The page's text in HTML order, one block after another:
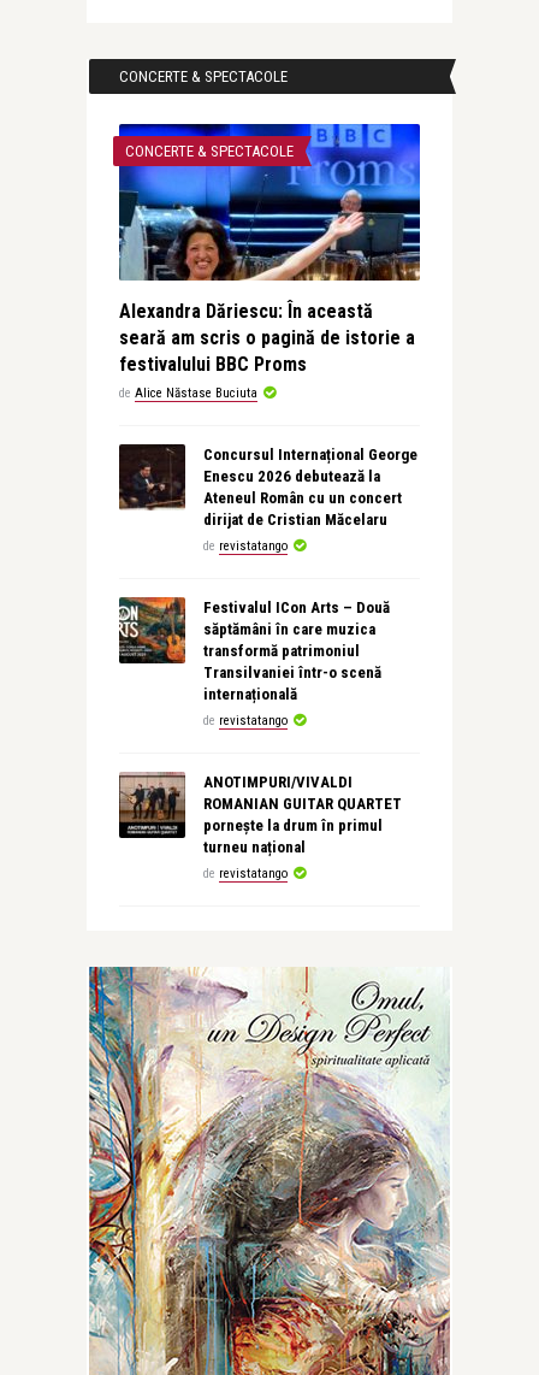
CONCERTE & SPECTACOLE
CONCERTE & SPECTACOLE
Alexandra Dăriescu: În această
seară am scris o pagină de istorie a
festivalului BBC Proms
de Alice Năstase Buciuta
Concursul Internațional George
Enescu 2026 debutează la
Ateneul Român cu un concert
dirijat de Cristian Măcelaru
de revistatango
Festivalul ICon Arts – Două
săptămâni în care muzica
transformă patrimoniul
Transilvaniei într-o scenă
internațională
de revistatango
ANOTIMPURI/VIVALDI
ROMANIAN GUITAR QUARTET
pornește la drum în primul
turneu național
de revistatango